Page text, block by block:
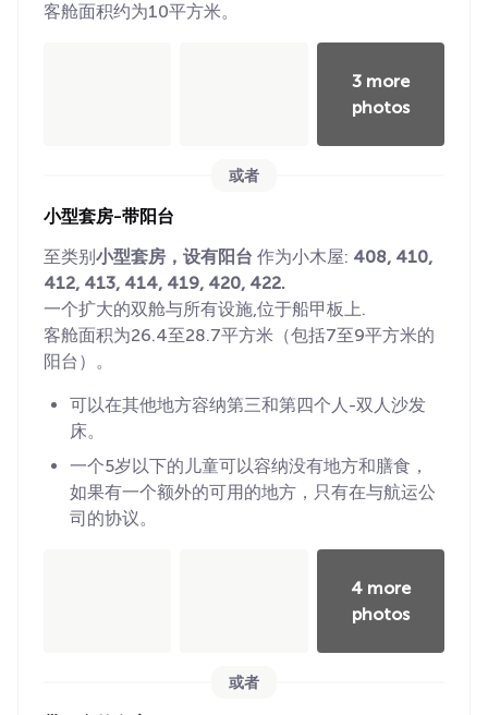
客舱面积约为10平方米。
3 more
photos
或者
小型套房-带阳台
至类别小型套房，设有阳台 作为小木屋: 408, 410,
412, 413, 414, 419, 420, 422.
一个扩大的双舱与所有设施,位于船甲板上.
客舱面积为26.4至28.7平方米（包括7至9平方米的
阳台）。
可以在其他地方容纳第三和第四个人-双人沙发
床。
一个5岁以下的儿童可以容纳没有地方和膳食，
如果有一个额外的可用的地方，只有在与航运公
司的协议。
4 more
photos
或者